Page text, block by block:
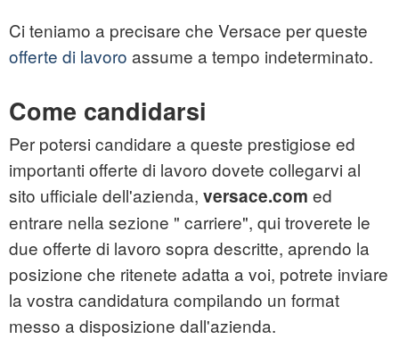
Ci teniamo a precisare che Versace per queste
offerte di lavoro assume a tempo indeterminato.
Come candidarsi
Per potersi candidare a queste prestigiose ed
importanti offerte di lavoro dovete collegarvi al
sito ufficiale dell'azienda, versace.com ed
entrare nella sezione " carriere", qui troverete le
due offerte di lavoro sopra descritte, aprendo la
posizione che ritenete adatta a voi, potrete inviare
la vostra candidatura compilando un format
messo a disposizione dall'azienda.